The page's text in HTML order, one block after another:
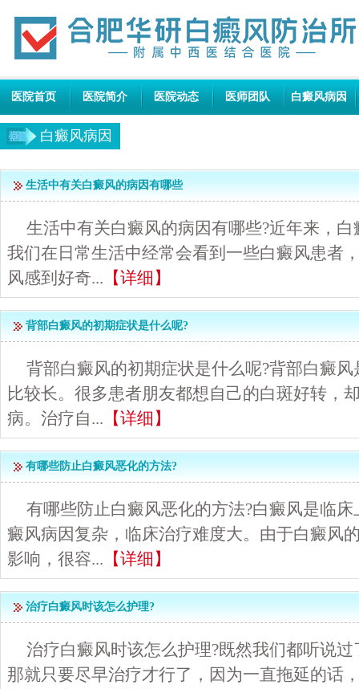
医院首页 医院简介 医院动态 医师团队 白癜风病因
白癜风病因
生活中有关白癜风的病因有哪些
生活中有关白癜风的病因有哪些?近年来，
我们在日常生活中经常会看到一些白癜风患者
风感到好奇... 【详细】
背部白癜风的初期症状是什么呢?
背部白癜风的初期症状是什么呢?背部白癜
比较长。很多患者朋友都想自己的白斑好转，
病。治疗自... 【详细】
有哪些防止白癜风恶化的方法?
有哪些防止白癜风恶化的方法?白癜风是临
癜风病因复杂，临床治疗难度大。由于白癜风
影响，很容... 【详细】
治疗白癜风时该怎么护理?
治疗白癜风时该怎么护理?既然我们都听说
那就只要尽早治疗才行了，因为一直拖延的话